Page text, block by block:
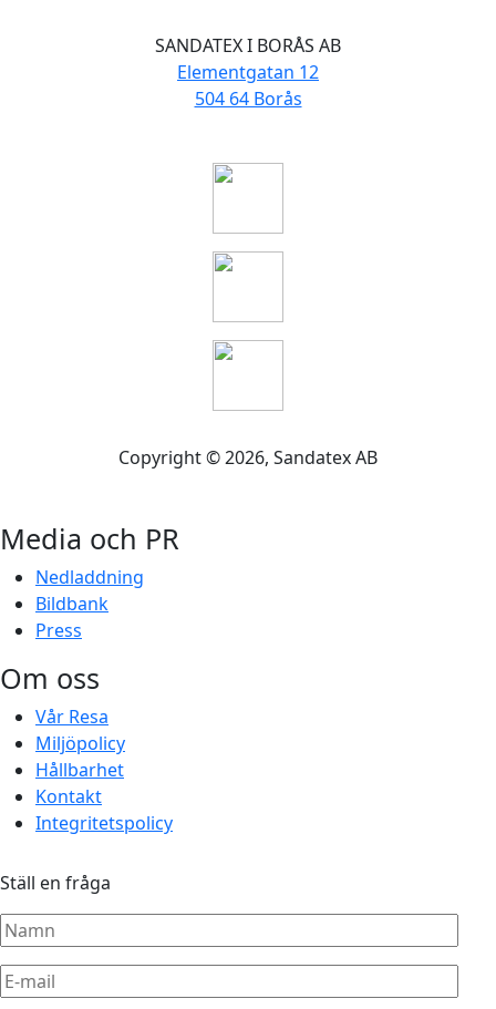
SANDATEX I BORÅS AB
Elementgatan 12
504 64 Borås
Copyright ©2026, Sandatex AB
Media och PR
Nedladdning
Bildbank
Press
Om oss
Vår Resa
Miljöpolicy
Hållbarhet
Kontakt
Integritetspolicy
Ställ en fråga